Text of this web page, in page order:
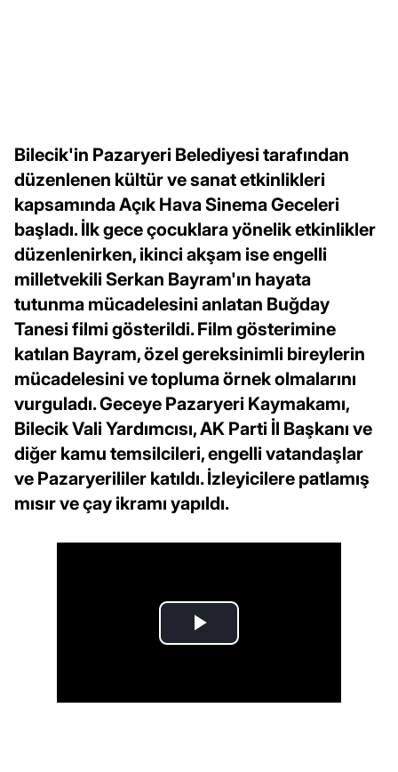
Bilecik'in Pazaryeri Belediyesi tarafından
düzenlenen kültür ve sanat etkinlikleri
kapsamında Açık Hava Sinema Geceleri
başladı. İlk gece çocuklara yönelik etkinlikler
düzenlenirken, ikinci akşam ise engelli
milletvekili Serkan Bayram'ın hayata
tutunma mücadelesini anlatan Buğday
Tanesi filmi gösterildi. Film gösterimine
katılan Bayram, özel gereksinimli bireylerin
mücadelesini ve topluma örnek olmalarını
vurguladı. Geceye Pazaryeri Kaymakamı,
Bilecik Vali Yardımcısı, AK Parti İl Başkanı ve
diğer kamu temsilcileri, engelli vatandaşlar
ve Pazaryerililer katıldı. İzleyicilere patlamış
mısır ve çay ikramı yapıldı.